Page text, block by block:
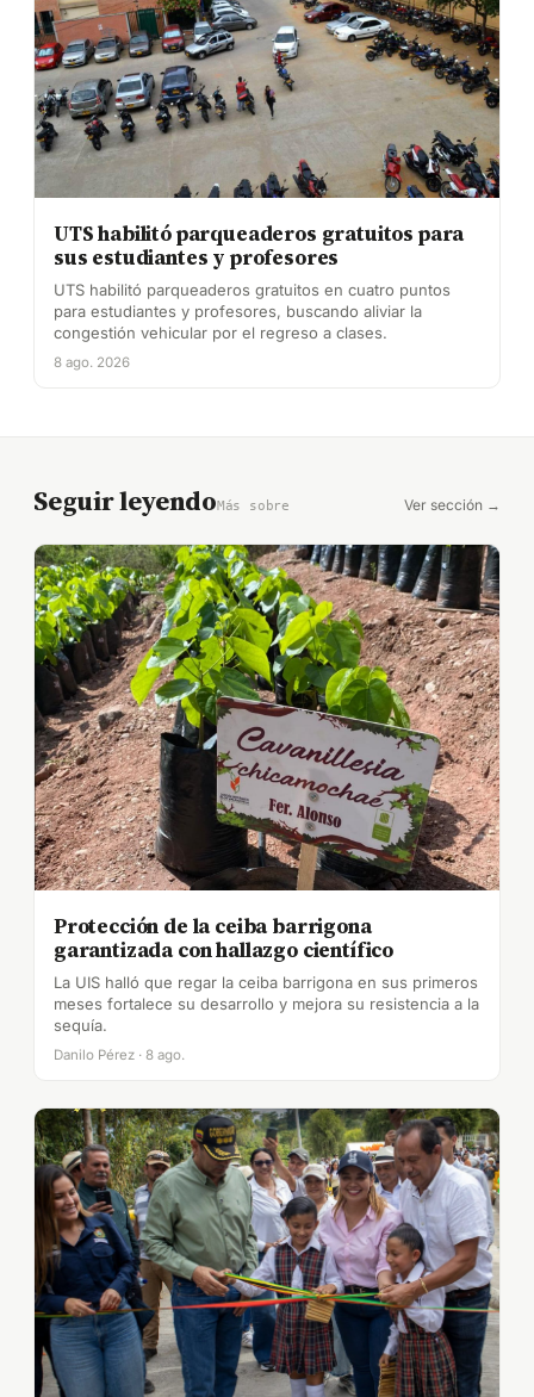
UTS habilitó parqueaderos gratuitos para
sus estudiantes y profesores
UTS habilitó parqueaderos gratuitos en cuatro puntos
para estudiantes y profesores, buscando aliviar la
congestión vehicular por el regreso a clases.
8 ago. 2026
Seguir leyendoMás sobre Ver sección →
Protección de la ceiba barrigona
garantizada con hallazgo científico
La UIS halló que regar la ceiba barrigona en sus primeros
meses fortalece su desarrollo y mejora su resistencia a la
sequía.
Danilo Pérez · 8 ago.